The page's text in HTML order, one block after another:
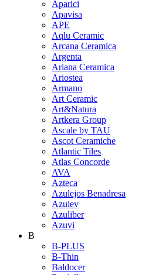
Aparici
Apavisa
APE
Aqlu Ceramic
Arcana Ceramica
Argenta
Ariana Ceramica
Ariostea
Armano
Art Ceramic
Art&Natura
Artkera Group
Ascale by TAU
Ascot Ceramiche
Atlantic Tiles
Atlas Concorde
AVA
Azteca
Azulejos Benadresa
Azulev
Azuliber
Azuvi
B
B-PLUS
B-Thin
Baldocer